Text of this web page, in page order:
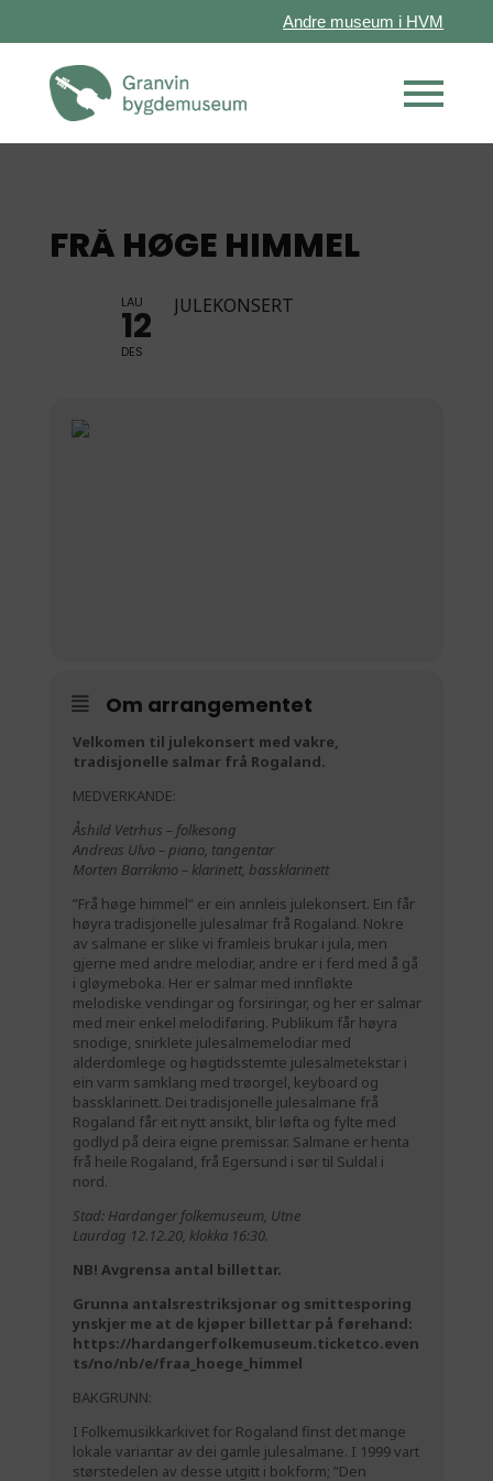
Andre museum i HVM
FRÅ HØGE HIMMEL
LAU
12
DES
JULEKONSERT
Om arrangementet
Velkomen til julekonsert med vakre,
tradisjonelle salmar frå Rogaland.
MEDVERKANDE:
Åshild Vetrhus – folkesong
Andreas Ulvo – piano, tangentar
Morten Barrikmo – klarinett, bassklarinett
”Frå høge himmel” er ein annleis julekonsert. Ein får
høyra tradisjonelle julesalmar frå Rogaland. Nokre
av salmane er slike vi framleis brukar i jula, men
gjerne med andre melodiar, andre er i ferd med å gå
i gløymeboka. Her er salmar med innfløkte
melodiske vendingar og forsiringar, og her er salmar
med meir enkel melodiføring. Publikum får høyra
snodige, snirklete julesalmemelodiar med
alderdomlege og høgtidsstemte julesalmetekstar i
ein varm samklang med trøorgel, keyboard og
bassklarinett. Dei tradisjonelle julesalmane frå
Rogaland får eit nytt ansikt, blir løfta og fylte med
godlyd på deira eigne premissar. Salmane er henta
frå heile Rogaland, frå Egersund i sør til Suldal i
nord.
Stad: Hardanger folkemuseum, Utne
Laurdag 12.12.20, klokka 16:30.
NB! Avgrensa antal billettar.
Grunna antalsrestriksjonar og smittesporing
ynskjer me at de kjøper billettar på førehand:
https://hardangerfolkemuseum.ticketco.even
ts/no/nb/e/fraa_hoege_himmel
BAKGRUNN:
I Folkemusikkarkivet for Rogaland finst det mange
lokale variantar av dei gamle julesalmane. I 1999 vart
størstedelen av desse utgitt i bokform; ”Den